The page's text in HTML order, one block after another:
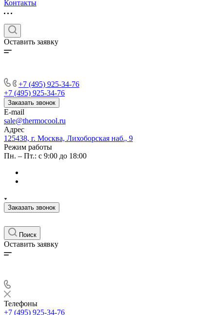
Контакты
Оставить заявку
+7 (495) 925-34-76
+7 (495) 925-34-76
Заказать звонок
E-mail
sale@thermocool.ru
Адрес
125438, г. Москва, Лихоборская наб., 9
Режим работы
Пн. – Пт.: с 9:00 до 18:00
Заказать звонок
Поиск
Оставить заявку
Телефоны
+7 (495) 925-34-76